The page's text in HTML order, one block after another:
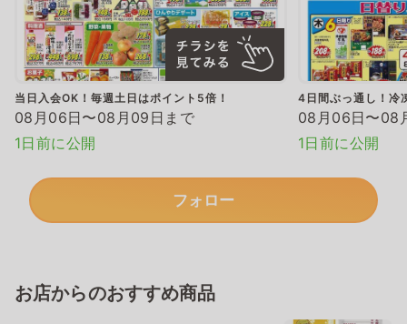
当日入会OK！毎週土日はポイント5倍！
08月06日〜08月09日まで
1日前に公開
4日間ぶっ通し！冷
08月06日〜08
1日前に公開
フォロー
お店からのおすすめ商品